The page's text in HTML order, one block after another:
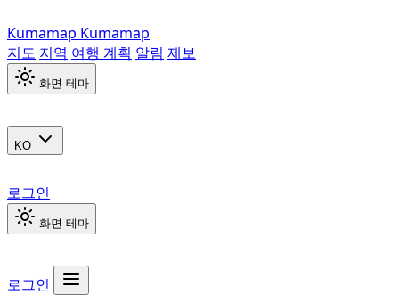
Kumamap Kumamap
지도 지역 여행 계획 알림 제보
화면 테마
KO
로그인
화면 테마
로그인